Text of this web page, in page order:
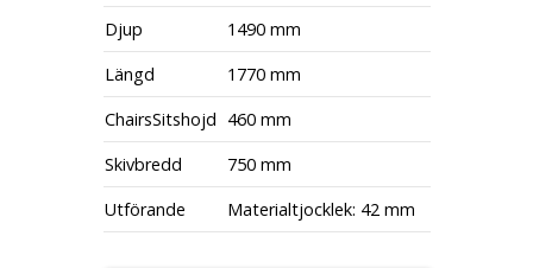
Djup
1490 mm
Längd
1770 mm
ChairsSitshojd 460 mm
Skivbredd
750 mm
Utförande
Materialtjocklek: 42 mm